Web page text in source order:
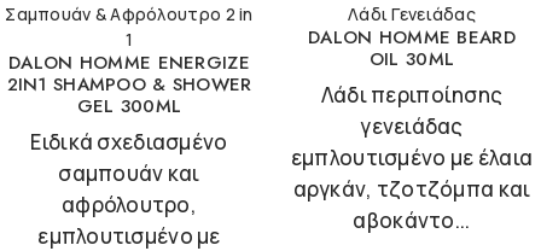
Σαμπουάν & Αφρόλουτρο 2 in
1
DALON HOMME ENERGIZE
2IN1 SHAMPOO & SHOWER
GEL 300ML
Ειδικά σχεδιασμένο
σαμπουάν και
αφρόλουτρο,
εμπλουτισμένο με
Λάδι Γενειάδας
DALON HOMME BEARD
OIL 30ML
Λάδι περιποίησης
γενειάδας
εμπλουτισμένο με έλαια
αργκάν, τζοτζόμπα και
αβοκάντο...